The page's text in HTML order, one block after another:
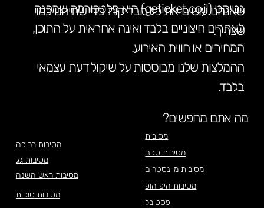
מסיבות בריכה
מסיבות גג
מסיבות ראש השנה
מסיבות סוכות
מה אתם מחפשים?
מסיבות
מסיבות טכנו
מסיבות מיינסטרים
מסיבות היפ הופ
פסטיבל
גטיקט (geticket.co.il) היא פלטפורמה שמפנה
לאתרים חיצוניים בלבד ואינה אחראית על התוכן,
המחירים או חווית האירוע.
ההמלצות שלנו מבוססות על שיקול דעת עצמאי
בלבד.
שאנחנו עושים את כל הבדיקות כדי שתיהנו כמו
שצריך.